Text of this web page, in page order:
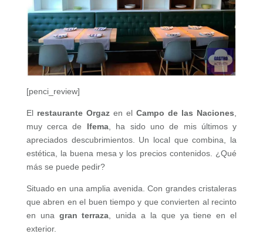
[penci_review]
El restaurante Orgazen elCampo de las Naciones,
muy cerca de Ifema, ha sido uno de mis últimos y
apreciados descubrimientos. Un local que combina, la
estética, la buena mesa y los precios contenidos. ¿Qué
más se puede pedir?
Situado en una amplia avenida. Con grandes cristaleras
que abren en el buen tiempo y que convierten al recinto
en una gran terraza, unida a la que ya tiene en el
exterior.